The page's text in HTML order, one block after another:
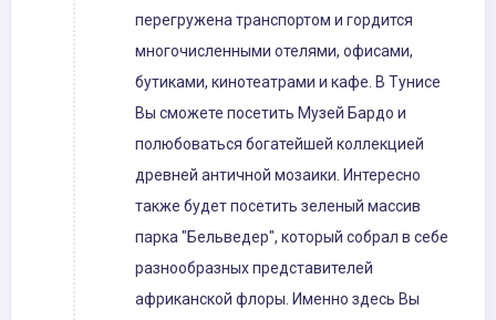
перегружена транспортом и гордится
многочисленными отелями, офисами,
бутиками, кинотеатрами и кафе. В Тунисе
Вы сможете посетить Музей Бардо и
полюбоваться богатейшей коллекцией
древней античной мозаики. Интересно
также будет посетить зеленый массив
парка "Бельведер", который собрал в себе
разнообразных представителей
африканской флоры. Именно здесь Вы